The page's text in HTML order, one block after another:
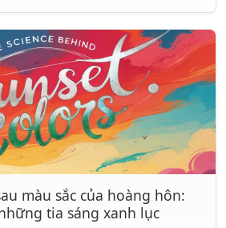
màu sắc của hoàng hôn:
tia sáng xanh lục